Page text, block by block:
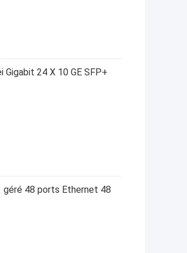
24 X 10 GE SFP+
géré 48 ports Ethernet 48